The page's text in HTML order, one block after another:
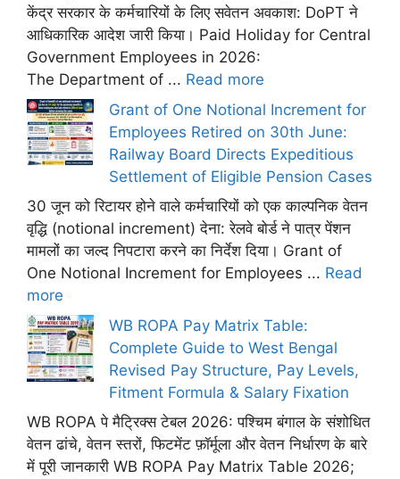
केंद्र सरकार के कर्मचारियों के लिए सवेतन अवकाश: DoPT ने
आधिकारिक आदेश जारी किया। Paid Holiday for Central
Government Employees in 2026:
The Department of ... Read more
Grant of One Notional Increment for
Employees Retired on 30th June:
Railway Board Directs Expeditious
Settlement of Eligible Pension Cases
30 जून को रिटायर होने वाले कर्मचारियों को एक काल्पनिक वेतन
वृद्धि (notional increment) देना: रेलवे बोर्ड ने पात्र पेंशन
मामलों का जल्द निपटारा करने का निर्देश दिया। Grant of
One Notional Increment for Employees ... Read
more
WB ROPA Pay Matrix Table:
Complete Guide to West Bengal
Revised Pay Structure, Pay Levels,
Fitment Formula & Salary Fixation
WB ROPA पे मैट्रिक्स टेबल 2026: पश्चिम बंगाल के संशोधित
वेतन ढांचे, वेतन स्तरों, फिटमेंट फ़ॉर्मूला और वेतन निर्धारण के बारे
में पूरी जानकारी WB ROPA Pay Matrix Table 2026;